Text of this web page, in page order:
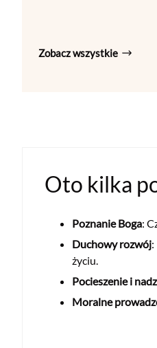
Zobacz wszystkie
Oto kilka
Poznanie Boga:
Duchowy rozwój
życiu.
Pocieszenie i
Moralne